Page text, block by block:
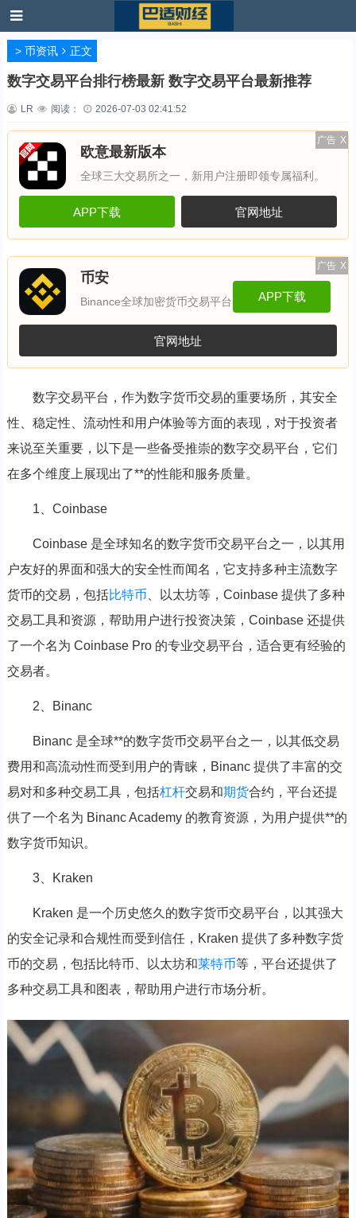
> 币资讯 正文
数字交易平台排行榜最新 数字交易平台最新推荐
LR 阅读： 2026-07-03 02:41:52
广告 X
欧意最新版本
全球三大交易所之一，新用户注册即领专属福利。
APP下载 官网地址
广告 X
币安
Binance全球加密货币交易平台 APP下载
官网地址
数字交易平台，作为数字货币交易的重要场所，其安全
性、稳定性、流动性和用户体验等方面的表现，对于投资者
来说至关重要，以下是一些备受推崇的数字交易平台，它们
在多个维度上展现出了**的性能和服务质量。
1、Coinbase
Coinbase 是全球知名的数字货币交易平台之一，以其用
户友好的界面和强大的安全性而闻名，它支持多种主流数字
货币的交易，包括比特币 、以太坊等，Coinbase 提供了多种
交易工具和资源，帮助用户进行投资决策，Coinbase 还提供
了一个名为 Coinbase Pro 的专业交易平台，适合更有经验的
交易者。
2、Binanc
Binanc 是全球**的数字货币交易平台之一，以其低交易
费用和高流动性而受到用户的青睐，Binanc 提供了丰富的交
易对和多种交易工具，包括杠杆交易和期货合约，平台还提
供了一个名为 Binanc Academy 的教育资源，为用户提供**的
数字货币知识。
3、Kraken
Kraken 是一个历史悠久的数字货币交易平台，以其强大
的安全记录和合规性而受到信任，Kraken 提供了多种数字货
币的交易，包括比特币、以太坊和莱特币等，平台还提供了
多种交易工具和图表，帮助用户进行市场分析。